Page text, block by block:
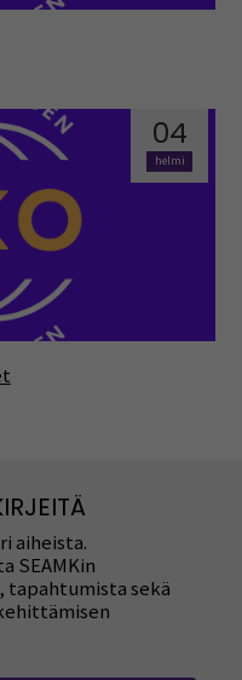
04
helmi
aiheista.
SEAMKin
tapahtumista sekä